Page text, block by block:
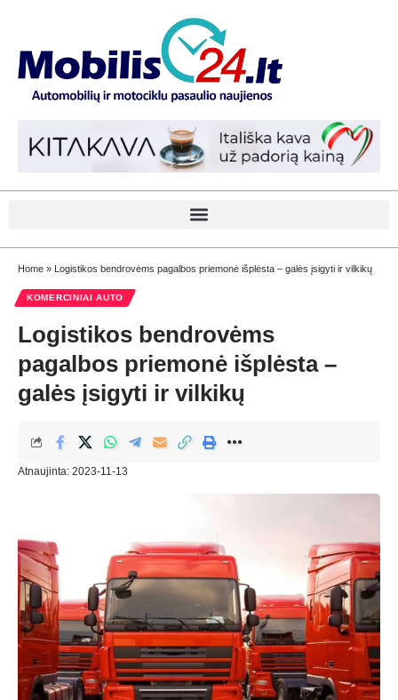
Home » Logistikos bendrovėms pagalbos priemonė išplėsta – galės įsigyti ir vilkikų
KOMERCINIAI AUTO
Logistikos bendrovėms
pagalbos priemonė išplėsta –
galės įsigyti ir vilkikų
Atnaujinta: 2023-11-13